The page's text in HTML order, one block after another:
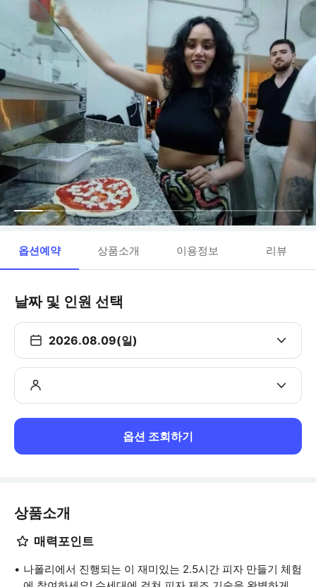
옵션예약 상품소개 이용정보 리뷰
날짜 및 인원 선택
2026.08.09(일)
옵션 조회하기
상품소개
매력포인트
나폴리에서 진행되는 이 재미있는 2.5시간 피자 만들기 체험